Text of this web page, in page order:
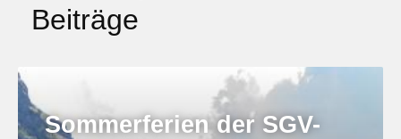
Beiträge
Sommerferien der SGV-